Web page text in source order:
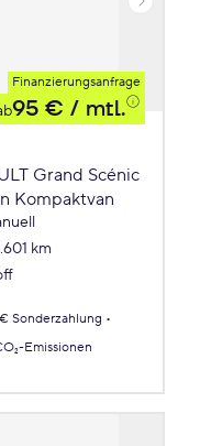
Finanzierungsanfrage
95 € / mtl.
Grand Scénic
Kompaktvan
km
Sonderzahlung
Emissionen